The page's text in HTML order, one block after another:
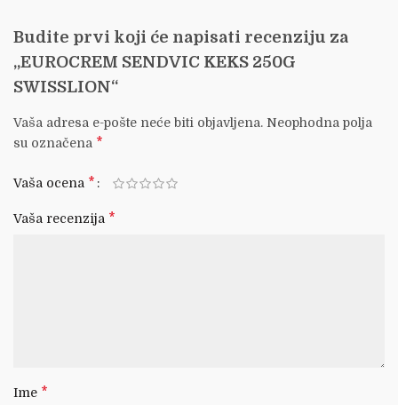
Budite prvi koji će napisati recenziju za
„EUROCREM SENDVIC KEKS 250G
SWISSLION“
Vaša adresa e-pošte neće biti objavljena. Neophodna polja
su označena *
Vaša ocena *
Vaša recenzija *
Ime *